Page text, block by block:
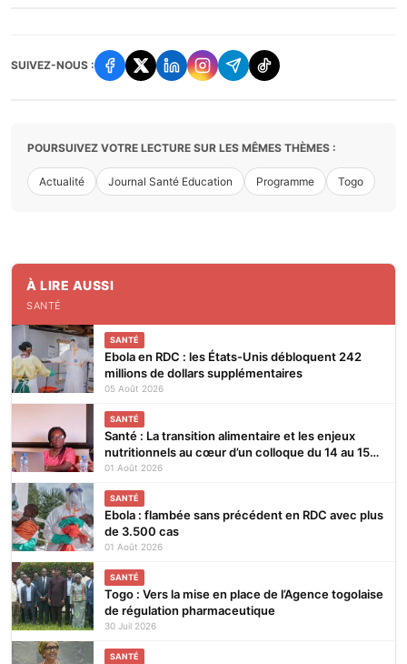
SUIVEZ-NOUS :
POURSUIVEZ VOTRE LECTURE SUR LES MÊMES THÈMES :
Actualité Journal Santé Education Programme Togo
À LIRE AUSSI
SANTÉ
SANTÉ
Ebola en RDC : les États-Unis débloquent 242
millions de dollars supplémentaires
05 Août 2026
SANTÉ
Santé : La transition alimentaire et les enjeux
nutritionnels au cœur d’un colloque du 14 au 15
août 2026 à Lomé
01 Août 2026
SANTÉ
Ebola : flambée sans précédent en RDC avec plus
de 3.500 cas
01 Août 2026
SANTÉ
Togo : Vers la mise en place de l’Agence togolaise
de régulation pharmaceutique
30 Juil 2026
SANTÉ